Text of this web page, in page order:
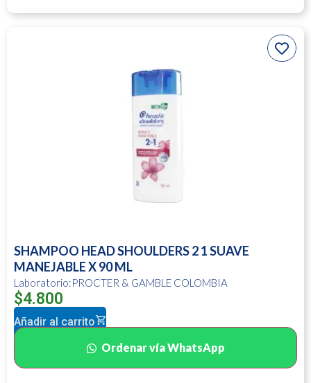
SHAMPOO HEAD SHOULDERS 2 1 SUAVE
MANEJABLE X 90 ML
Laboratorio:PROCTER & GAMBLE COLOMBIA
$4.800
Añadir al carrito
Ordenar vía WhatsApp